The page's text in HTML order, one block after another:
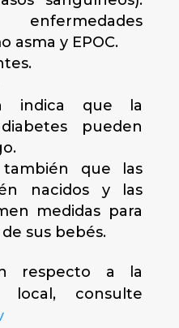
asma y EPOC.
indica que la
pueden
también que las
nacidos y las
medidas para
sus bebés.
respecto a la
consulte